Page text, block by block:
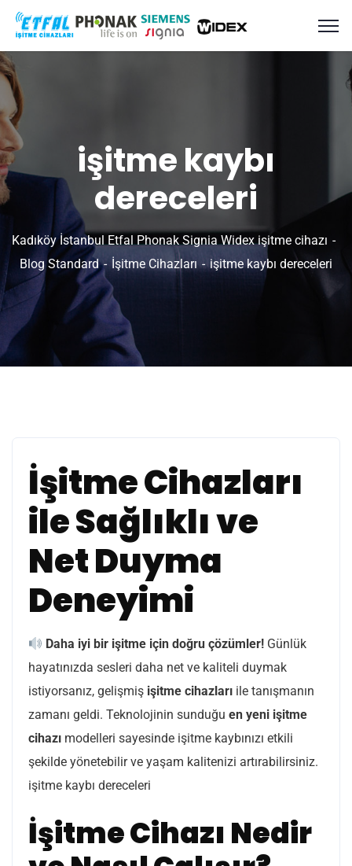
işitme kaybı
dereceleri
Kadıköy İstanbul Etfal Phonak Signia Widex işitme cihazı
Blog Standard
İşitme Cihazları işitme kaybı dereceleri
İşitme Cihazları
ile Sağlıklı ve
Net Duyma
Deneyimi
Daha iyi bir işitme için doğru çözümler! Günlük
hayatınızda sesleri daha net ve kaliteli duymak
istiyorsanız, gelişmiş işitme cihazları ile tanışmanın
zamanı geldi. Teknolojinin sunduğu en yeni işitme
cihazı modelleri sayesinde işitme kaybınızı etkili
şekilde yönetebilir ve yaşam kalitenizi artırabilirsiniz.
işitme kaybı dereceleri
İşitme Cihazı Nedir